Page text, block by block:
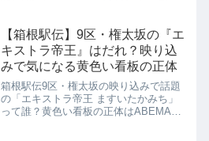
【箱根駅伝】9区・権太坂の『エ
キストラ帝王』はだれ？映り込
みで気になる黄色い看板の正体
箱根駅伝9区・権太坂の映り込みで話題
の「エキストラ帝王 ますいたかみち」
って誰？黄色い看板の正体はABEMAで